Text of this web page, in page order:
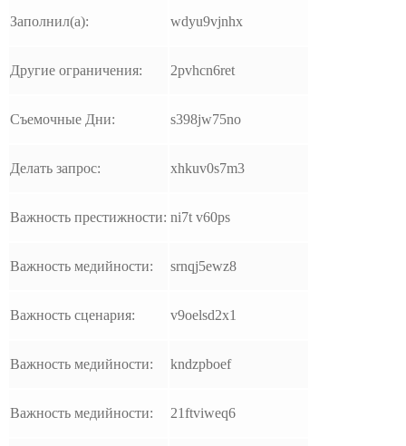
Заполнил(а): wdyu9vjnhx
Другие ограничения: 2pvhcn6ret
Съемочные Дни: s398jw75no
Делать запрос: xhkuv0s7m3
Важность престижности: ni7t v60ps
Важность медийности: srnqj5ewz8
Важность сценария: v9oelsd2x1
Важность медийности: kndzpboef
Важность медийности: 21ftviweq6